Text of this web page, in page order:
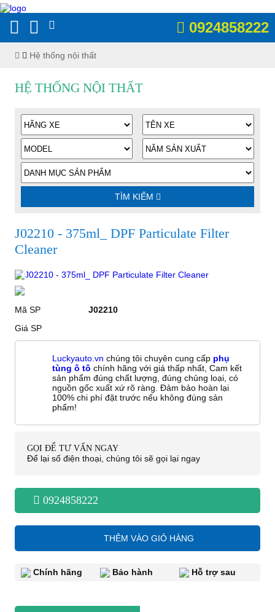
0924858222
Hệ thống nội thất
HỆ THỐNG NỘI THẤT
TÌM KIẾM
J02210 - 375ml_ DPF Particulate Filter
Cleaner
Mã SP
J02210
Giá SP
Luckyauto.vn chúng tôi chuyên cung cấp phụ
tùng ô tô chính hãng với giá thấp nhất, Cam kết
sản phẩm đúng chất lượng, đúng chủng loại, có
nguồn gốc xuất xứ rõ ràng. Đảm bảo hoàn lại
100% chi phí đặt trước nếu không đúng sản
phẩm!
GỌI ĐỂ TƯ VẤN NGAY
Để lại số điện thoại, chúng tôi sẽ gọi lại ngay
0924858222
THÊM VÀO GIỎ HÀNG
Chính hãng Bảo hành Hỗ trợ sau